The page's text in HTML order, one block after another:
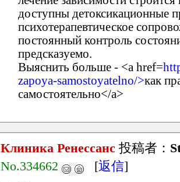
доступны детоксикационные
психотерапевтическое
постоянный контроль
предсказуемо.
Выяснить больше - <a href=
zapoya-samostoyatelno/>как
самостоятельно</a>
Клиника Ренессанс 投稿者：
No.334662
[返信]